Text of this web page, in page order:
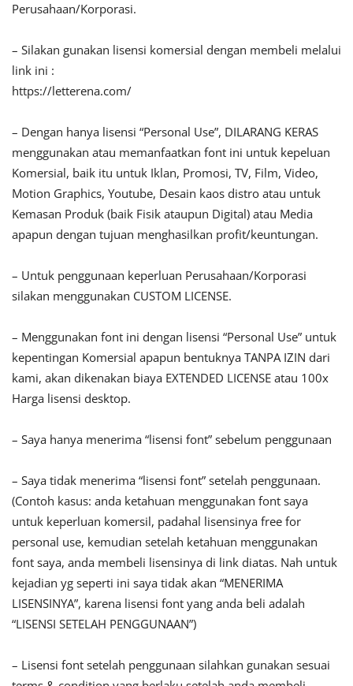
Perusahaan/Korporasi.
– Silakan gunakan lisensi komersial dengan membeli melalui
link ini :
https://letterena.com/
– Dengan hanya lisensi “Personal Use”, DILARANG KERAS
menggunakan atau memanfaatkan font ini untuk kepeluan
Komersial, baik itu untuk Iklan, Promosi, TV, Film, Video,
Motion Graphics, Youtube, Desain kaos distro atau untuk
Kemasan Produk (baik Fisik ataupun Digital) atau Media
apapun dengan tujuan menghasilkan profit/keuntungan.
– Untuk penggunaan keperluan Perusahaan/Korporasi
silakan menggunakan CUSTOM LICENSE.
– Menggunakan font ini dengan lisensi “Personal Use” untuk
kepentingan Komersial apapun bentuknya TANPA IZIN dari
kami, akan dikenakan biaya EXTENDED LICENSE atau 100x
Harga lisensi desktop.
– Saya hanya menerima “lisensi font” sebelum penggunaan
– Saya tidak menerima “lisensi font” setelah penggunaan.
(Contoh kasus: anda ketahuan menggunakan font saya
untuk keperluan komersil, padahal lisensinya free for
personal use, kemudian setelah ketahuan menggunakan
font saya, anda membeli lisensinya di link diatas. Nah untuk
kejadian yg seperti ini saya tidak akan “MENERIMA
LISENSINYA”, karena lisensi font yang anda beli adalah
“LISENSI SETELAH PENGGUNAAN”)
– Lisensi font setelah penggunaan silahkan gunakan sesuai